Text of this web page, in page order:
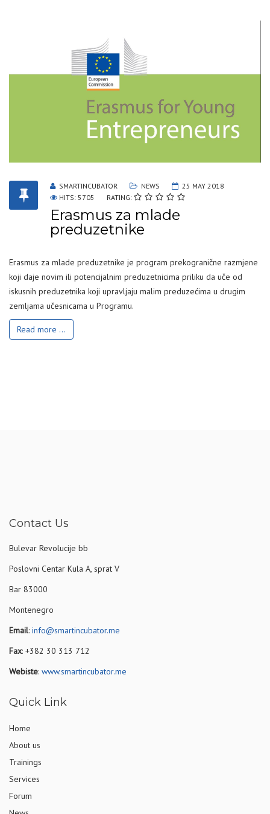
SMARTINCUBATOR NEWS
25 MAY 2018
HITS: 5705
RATING:
Erasmus za mlade
preduzetnike
Erasmus za mlade preduzetnike je program prekogranične razmjene
koji daje novim ili potencijalnim preduzetnicima priliku da uče od
iskusnih preduzetnika koji upravljaju malim preduzećima u drugim
zemljama učesnicama u Programu.
Read more ...
Contact Us
Bulevar Revolucije bb
Poslovni Centar Kula A, sprat V
Bar 83000
Montenegro
Email: info@smartincubator.me
Fax: +382 30 313 712
Webiste: www.smartincubator.me
Quick Link
Home
About us
Trainings
Services
Forum